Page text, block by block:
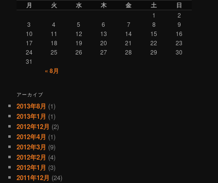
月 火 水 木 金 土 日
1
2
3
4 5 6 7 8
9
10
11 12 13 14 15
16
17
18 19 20 21 22
23
24
25 26 27 28 29
30
31
« 8月
アーカイブ
2013年8月 (1)
2013年1月 (1)
2012年12月 (2)
2012年4月 (1)
2012年3月 (9)
2012年2月 (4)
2012年1月 (3)
2011年12月 (24)